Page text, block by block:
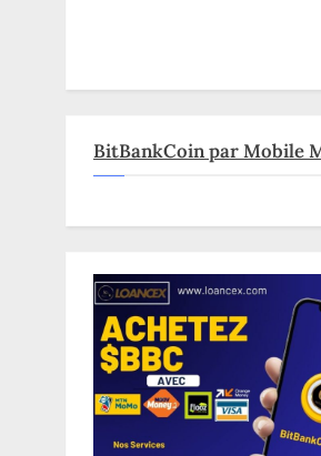
BitBankCoin par Mobile